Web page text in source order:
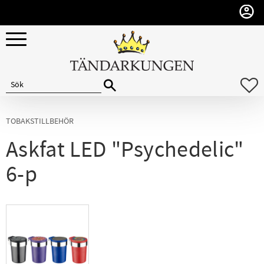
Meny
TOBAKSTILLBEHÖR
Askfat LED "Psychedelic"
6-p